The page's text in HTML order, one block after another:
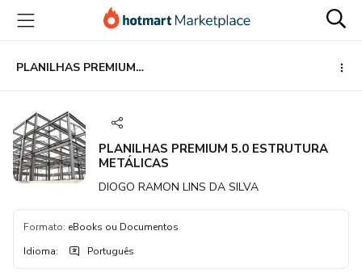
para
conteúdo
principal
para
pagamento
para
rodapé
PLANILHAS PREMIUM 5.0 ESTRUTURA METÁLICAS
PLANILHAS PREMIUM 5.0 ESTRUTURA
METÁLICAS
DIOGO RAMON LINS DA SILVA
Formato: eBooks ou Documentos
Idioma: Português